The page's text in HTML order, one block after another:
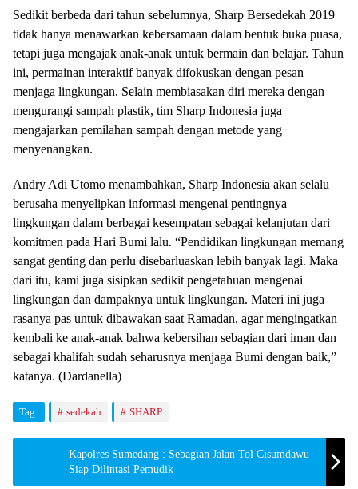
Sedikit berbeda dari tahun sebelumnya, Sharp Bersedekah 2019
tidak hanya menawarkan kebersamaan dalam bentuk buka puasa,
tetapi juga mengajak anak-anak untuk bermain dan belajar. Tahun
ini, permainan interaktif banyak difokuskan dengan pesan
menjaga lingkungan. Selain membiasakan diri mereka dengan
mengurangi sampah plastik, tim Sharp Indonesia juga
mengajarkan pemilahan sampah dengan metode yang
menyenangkan.
Andry Adi Utomo menambahkan, Sharp Indonesia akan selalu
berusaha menyelipkan informasi mengenai pentingnya
lingkungan dalam berbagai kesempatan sebagai kelanjutan dari
komitmen pada Hari Bumi lalu. “Pendidikan lingkungan memang
sangat genting dan perlu disebarluaskan lebih banyak lagi. Maka
dari itu, kami juga sisipkan sedikit pengetahuan mengenai
lingkungan dan dampaknya untuk lingkungan. Materi ini juga
rasanya pas untuk dibawakan saat Ramadan, agar mengingatkan
kembali ke anak-anak bahwa kebersihan sebagian dari iman dan
sebagai khalifah sudah seharusnya menjaga Bumi dengan baik,”
katanya. (Dardanella)
Tag: sedekah SHARP
Kapolres Sumedang : Sebagian Jalan Tol Cisumdawu
Siap Dilintasi Pemudik